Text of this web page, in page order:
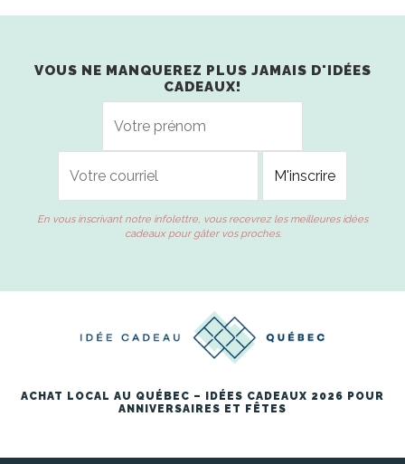
VOUS NE MANQUEREZ PLUS JAMAIS D'IDÉES
CADEAUX!
En vous inscrivant notre infolettre, vous recevrez les meilleures idées
cadeaux pour gâter vos proches.
ACHAT LOCAL AU QUÉBEC – IDÉES CADEAUX 2026 POUR
ANNIVERSAIRES ET FÊTES